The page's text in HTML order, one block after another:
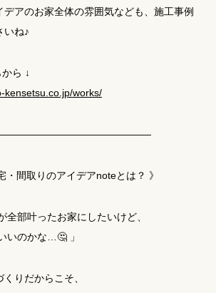
デアのお家全体の雰囲気なども、施工事例
いね♪
ら ↓
kensetsu.co.jp/works/
・間取りのアイデアnoteとは？ 》
全部叶ったお家にしたいけど、
のかな…🤔 」
りだからこそ、